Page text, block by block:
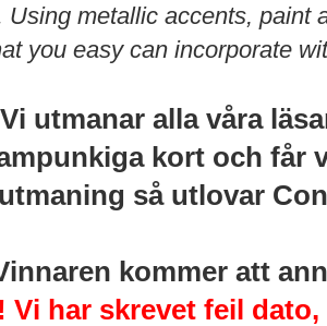
Using metallic accents, paint
you easy can incorporate
Vi utmanar alla våra
kort och får
så utlovar
kommer att
Vi har skrevet feil